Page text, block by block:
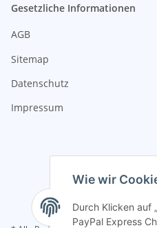
Gesetzliche Informationen
AGB
Sitemap
Datenschutz
Impressum
Wie wir
Durch Klicken auf
PayPal Express